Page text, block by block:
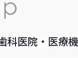
医院・医療機